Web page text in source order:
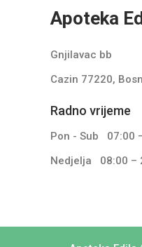
Apoteka
Gnjilavac bb
Cazin 77220,
Radno vrijeme
Pon - Sub
07:00
Nedjelja 08:00 –